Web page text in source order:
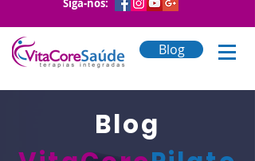
Siga-nos:
Blog
Blog